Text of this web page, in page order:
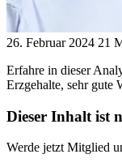
26. Februar 2024 21
Erfahre in dieser
Erzgehalte, sehr gute
Dieser Inhalt ist
Werde jetzt Mitglied